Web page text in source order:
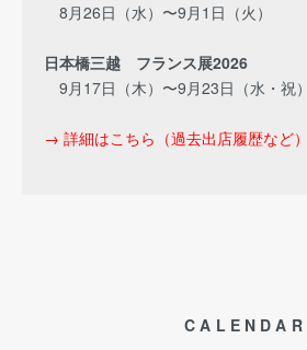
8月26日（水）〜9月1日（火）
日本橋三越 フランス展2026
9月17日（木）〜9月23日（水・祝）
→ 詳細はこちら（過去出店履歴など）
CALENDAR